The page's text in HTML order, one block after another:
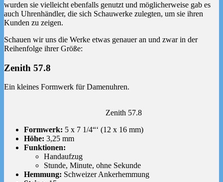
wurden sie vielleicht ebenfalls genutzt und möglicherweise gab es
auch Uhrenhändler, die sich Schauwerke zulegten, um sie ihren
Kunden zu zeigen.
Schauen wir uns die Werke etwas genauer an und zwar in der
Reihenfolge ihrer Größe:
Zenith 57.8
Ein kleines Formwerk für Damenuhren.
Zenith 57.8
Formwerk: 5 x 7 1/4“‘ (12 x 16 mm)
Höhe: 3,25 mm
Funktionen:
Handaufzug
Stunde, Minute, ohne Sekunde
Hemmung: Schweizer Ankerhemmung